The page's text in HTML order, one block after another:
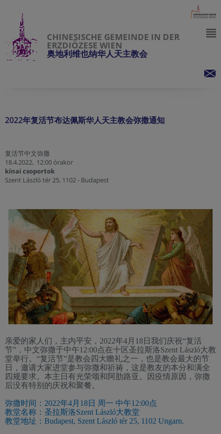
CHINESISCHE GEMEINDE IN DER
ERZDIÖZESE WIEN
奥地利维也纳华人天主教会
2022年复活节布达佩斯华人天主教会弥撒通知
复活节中文弥撒
18.4.2022, 12:00 órakor
kínai csoportok
Szent László tér 25, 1102 - Budapest
亲爱的家人们，主内平安 ， 2022年4月 18日我们庆祝“复活
节”， 中文弥撒于中午1 2:00点在十区圣拉斯洛Szent László大教
堂举行。 “复活节”是教会四大瞻礼之一，也是教会最大的节
日， 邀请大家进堂参与弥撒和祈祷，这是教友的本分和满全
四规要求。 本主 日有光荣颂和阿肋路亚 。 因疫情原因， 弥撒
后没有特别的庆祝和聚餐。
弥撒时间： 2022年4月18日 周一 中午12:00点
教堂名称：圣拉斯洛Szent László大教堂
教堂地址： Budapest, Szent László tér 25, 1102 Ungarn.